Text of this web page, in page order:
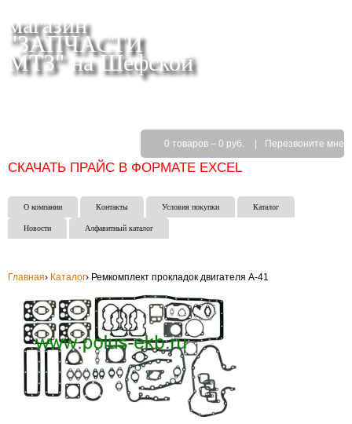
магазин
"ЗАПЧАСТИ
МТЗ" на Шефской
0 товаров – 0 руб. Перезвоните мне
СКАЧАТЬ ПРАЙС В ФОРМАТЕ EXCEL
О компании Контакты Условия покупки Каталог
Новости Алфавитный каталог
Главная› Каталог› Ремкомплект прокладок двигателя А-41